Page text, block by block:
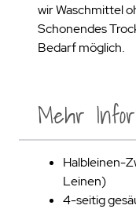
wir Waschmittel
Schonendes
Bedarf möglich.
Mehr
Halbleinen-
Leinen)
4-seitig